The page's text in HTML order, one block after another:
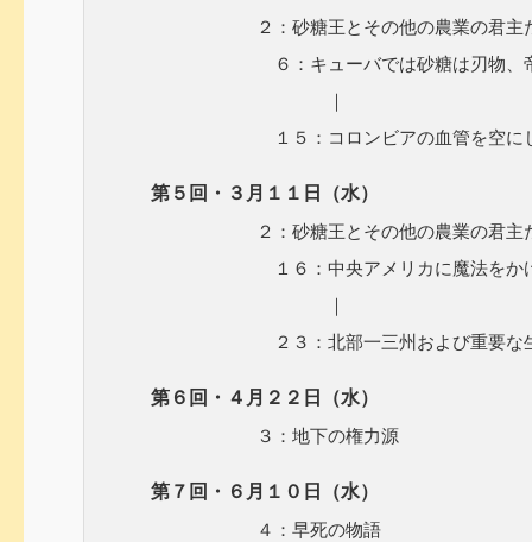
２：砂糖王とその他の農業の君主
６：キューバでは砂糖は刃物、帝国
｜
１５：コロンビアの血管を空にし
第５回・３月１１日（水）
２：砂糖王とその他の農業の君主
１６：中央アメリカに魔法をかけ
｜
２３：北部一三州および重要な生ま
第６回・４月２２日（水）
３：地下の権力源
第７回・６月１０日（水）
４：早死の物語